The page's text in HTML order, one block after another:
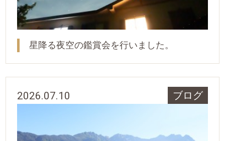
星降る夜空の鑑賞会を行いました。
2026.07.10 ブログ